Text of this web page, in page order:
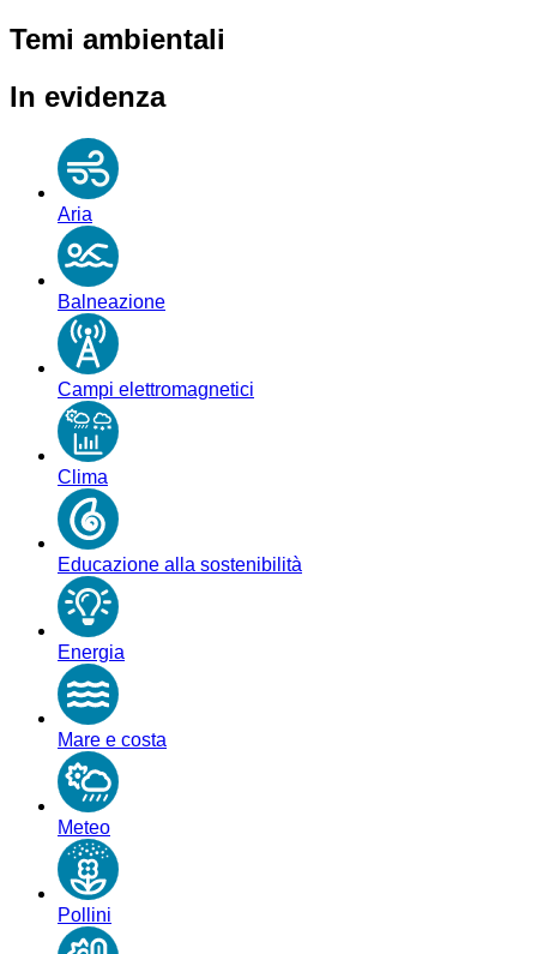
Temi ambientali
In evidenza
Aria
Balneazione
Campi elettromagnetici
Clima
Educazione alla sostenibilità
Energia
Mare e costa
Meteo
Pollini